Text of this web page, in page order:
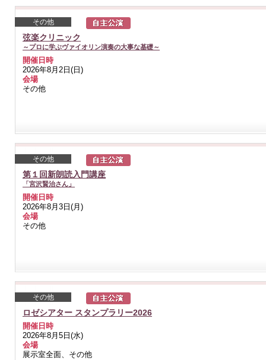
その他
弦楽クリニック
～プロに学ぶヴァイオリン演奏の大事な基礎～
開催日時
2026年8月2日(日)
会場
その他
その他
第１回新朗読入門講座
「宮沢賢治さん」
開催日時
2026年8月3日(月)
会場
その他
その他
ロゼシアター スタンプラリー2026
開催日時
2026年8月5日(水)
会場
展示室全面、その他